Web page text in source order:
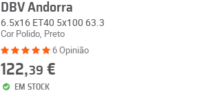
DBV Andorra
6.5x16 ET40 5x100 63.3
Cor Polido, Preto
6 Opinião
122,39 €
EM STOCK